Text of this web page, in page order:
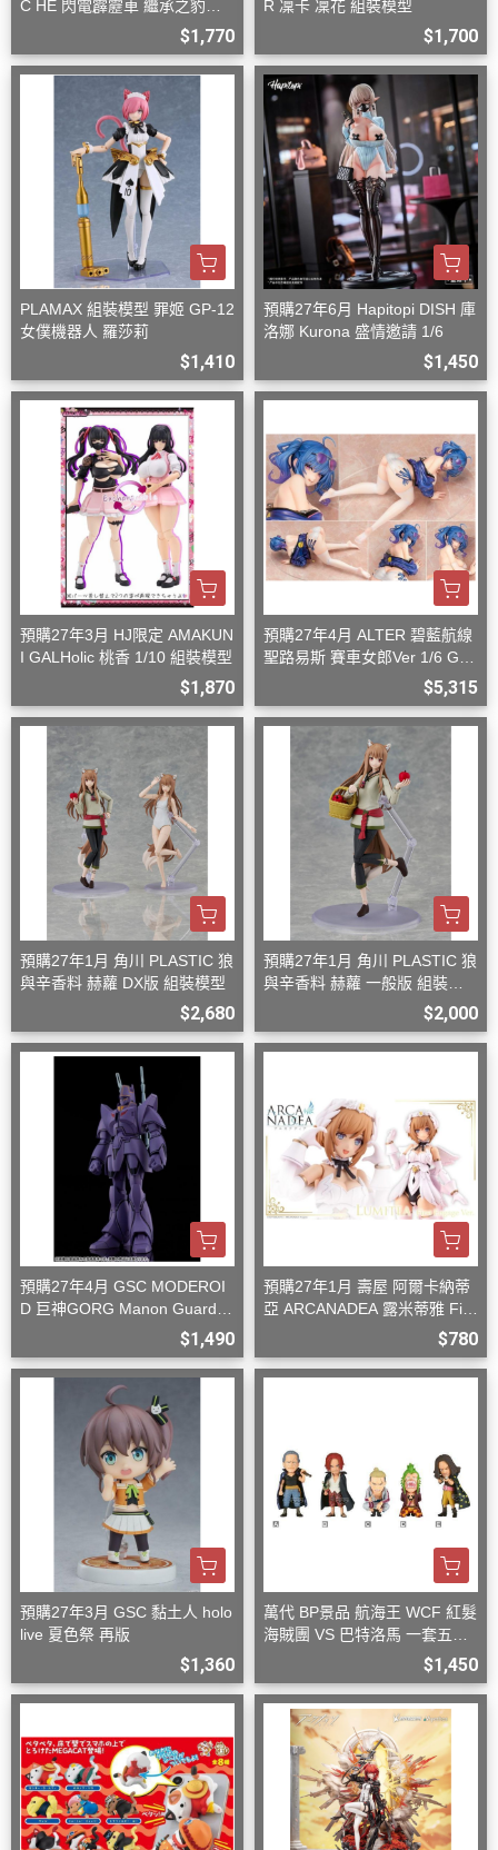
C HE 閃電霹靂車 繼承之豹魂
$1,770
R 凜卡 凜花 組裝模型
$1,700
PLAMAX 組裝模型 罪姬 GP-12
女僕機器人 羅莎莉
$1,410
預購27年6月 Hapitopi DISH 庫
洛娜 Kurona 盛情邀請 1/6
$1,450
預購27年3月 HJ限定 AMAKUN
I GALHolic 桃香 1/10 組裝模型
$1,870
預購27年4月 ALTER 碧藍航線
聖路易斯 賽車女郎Ver 1/6 G08
$5,315
預購27年1月 角川 PLASTIC 狼
與辛香料 赫蘿 DX版 組裝模型
$2,680
預購27年1月 角川 PLASTIC 狼
與辛香料 赫蘿 一般版 組裝模
$2,000
預購27年4月 GSC MODEROI
D 巨神GORG Manon Guardia
$1,490
預購27年1月 壽屋 阿爾卡納蒂
亞 ARCANADEA 露米蒂雅 Firs
$780
預購27年3月 GSC 黏土人 holo
live 夏色祭 再版
$1,360
萬代 BP景品 航海王 WCF 紅髮
海賊團 VS 巴特洛馬 一套五款
$1,450